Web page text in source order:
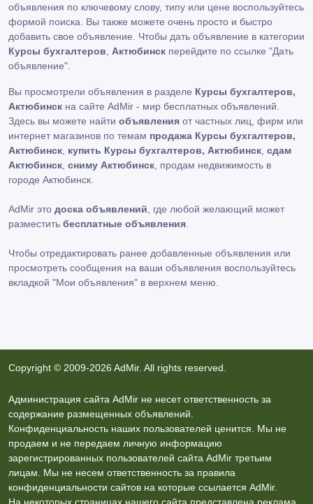
объявления по ключевому слову, типу или цене воспользуйтесь
формой поиска. Вы также можете очень просто и быстро
добавить свое объявление. Чтобы дать объявление в категории
Курсы бухгалтеров
Актюбинск перейдите по ссылке "Дать
объявление"
Вы просмотрели объявления в разделе Курсы бухгалтеров,
Актюбинск на сайте AdMir - мир бесплатных объявлений.
Здесь вы можете найти объявления от частных лиц, фирм или
интернет магазинов по темам продажа Курсы бухгалтеров,
Актюбинск купить Курсы бухгалтеров, Актюбинск сдам
Актюбинск сниму Актюбинск , продам недвижимость в
городе Актюбинск.
AdMir это доска объявлений , где любой желающий может
разместить бесплатные объявления
Чтобы отредактировать ранее добавленные объявления или
просмотреть сообщения на ваши объявления воспользуйтесь
вкладкой "Мои объявления" в верхнем меню.
Copyright © 2009-2026 AdMir. All rights reserved.
Администрация сайта AdMir не несет ответственность за
содержание размещенных объявлений.
Конфиденциальность наших пользователей ценится. Мы не
продаем и не передаем личную информацию
зарегистрированных пользователей сайта AdMir третьим
лицам. Мы не несем ответственность за правила
конфиденциальности сайтов на которые ссылается AdMir.